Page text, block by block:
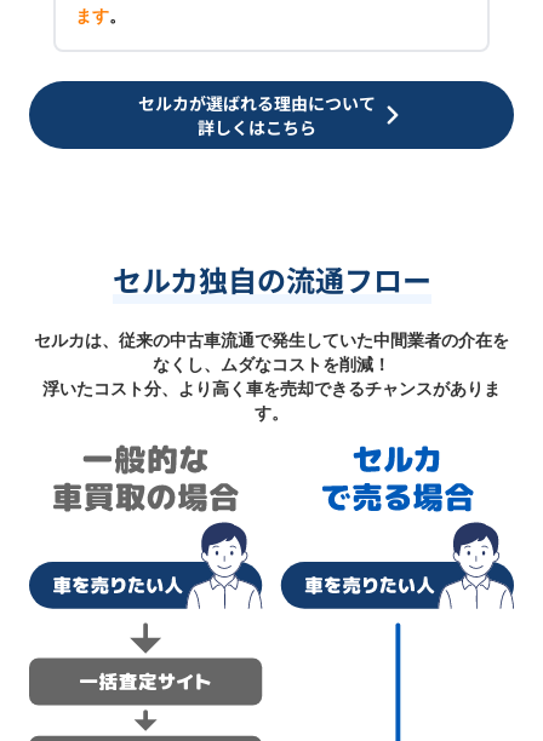
ます。
セルカが選ばれる理由について
詳しくはこちら
セルカ独自の流通フロー
セルカは、従来の中古車流通で発生していた中間業者の介在を
なくし、ムダなコストを削減！
浮いたコスト分、より高く車を売却できるチャンスがありま
す。